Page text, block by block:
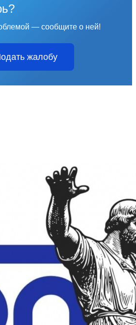
— сообщите о ней!
жалобу